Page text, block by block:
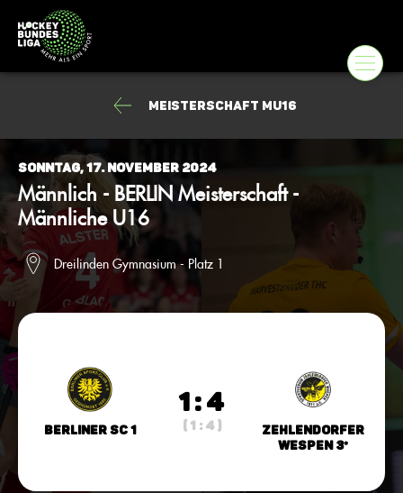
Meisterschaft mU16
Sonntag, 17. November 2024
Männlich - BERLIN Meisterschaft -
Männliche U16
Dreilinden Gymnasium - Platz 1
Berliner SC 1
1 : 4
( 1 : 4 )
Zehlendorfer
Wespen 3*